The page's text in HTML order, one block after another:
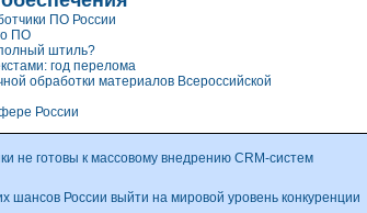
ПО России
ПО
штиль?
год перелома
обработки материалов Всероссийской
России
не готовы к массовому внедрению CRM-систем
шансов России выйти на мировой уровень конкуренции